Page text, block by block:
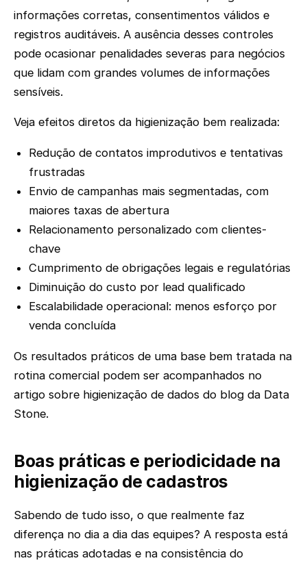
informações corretas, consentimentos válidos e
registros auditáveis. A ausência desses controles
pode ocasionar penalidades severas para negócios
que lidam com grandes volumes de informações
sensíveis.
Veja efeitos diretos da higienização bem realizada:
Redução de contatos improdutivos e tentativas
frustradas
Envio de campanhas mais segmentadas, com
maiores taxas de abertura
Relacionamento personalizado com clientes-
chave
Cumprimento de obrigações legais e regulatórias
Diminuição do custo por lead qualificado
Escalabilidade operacional: menos esforço por
venda concluída
Os resultados práticos de uma base bem tratada na
rotina comercial podem ser acompanhados no
artigo sobre higienização de dados do blog da Data
Stone.
Boas práticas e periodicidade na
higienização de cadastros
Sabendo de tudo isso, o que realmente faz
diferença no dia a dia das equipes? A resposta está
nas práticas adotadas e na consistência do